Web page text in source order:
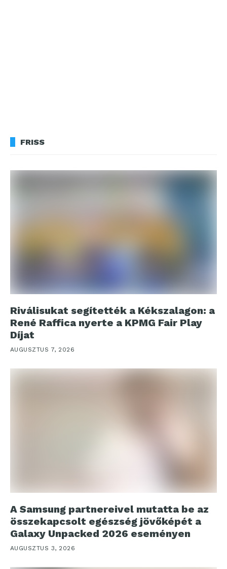
FRISS
Riválisukat segítették a Kékszalagon: a
René Raffica nyerte a KPMG Fair Play
Díjat
AUGUSZTUS 7, 2026
A Samsung partnereivel mutatta be az
összekapcsolt egészség jövőképét a
Galaxy Unpacked 2026 eseményen
AUGUSZTUS 3, 2026